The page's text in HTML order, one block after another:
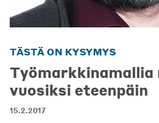
TÄSTÄ ON KYSYMYS
Työmarkkinamallia
vuosiksi eteenpäin
15.2.2017